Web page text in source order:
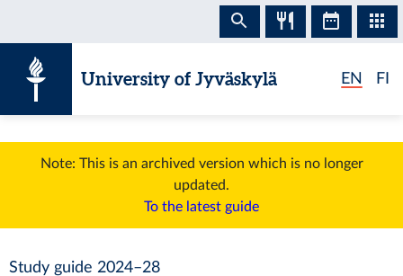
University of Jyväskylä EN FI
Note: This is an archived version which is no longer
updated.
To the latest guide
Study guide 2024–28